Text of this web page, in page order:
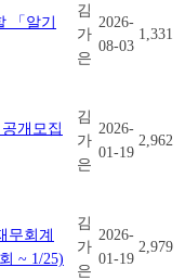
「알기
김
가
은
2026-
08-03
1,331
개모집
김
가
은
2026-
01-19
2,962
무회계
~ 1/25)
김
가
은
2026-
01-19
2,979